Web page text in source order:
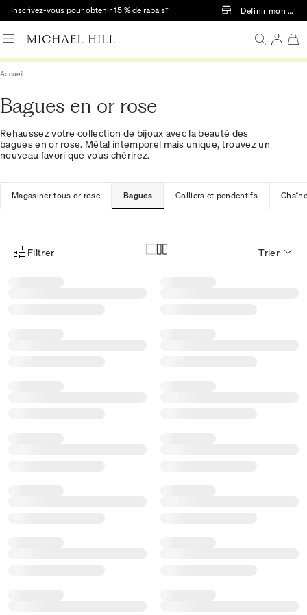
Passer au contenu principal
Inscrivez-vous pour obtenir 15 % de rabais† Définir mon
Accueil
Bagues en or rose
Rehaussez votre collection de bijoux avec la beauté des
bagues en or rose. Métal intemporel mais unique, trouvez un
nouveau favori que vous chérirez.
Magasiner tous or rose Bagues Colliers et pendentifs
Menu des filtres d'articles
Filtrer Trier